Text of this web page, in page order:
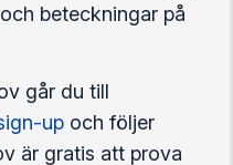
beteckningar på
går du till
up och följer
är gratis att prova